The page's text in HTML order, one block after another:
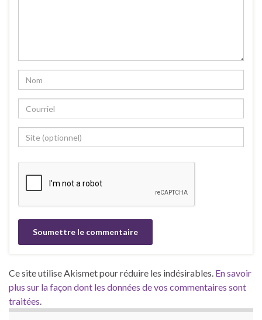
Ce site utilise Akismet pour réduire les indésirables. En savoir
plus sur la façon dont les données de vos commentaires sont
traitées.